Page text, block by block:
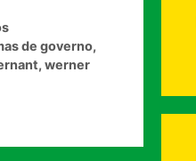
de governo,
, werner